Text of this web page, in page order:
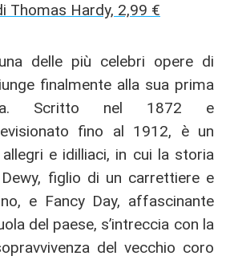
Thomas Hardy, 2,99 €
delle più celebri opere di
finalmente alla sua prima
Scritto nel 1872 e
fino al 1912, è un
e idilliaci, in cui la storia
figlio di un carrettiere e
e Fancy Day, affascinante
del paese, s’intreccia con la
del vecchio coro